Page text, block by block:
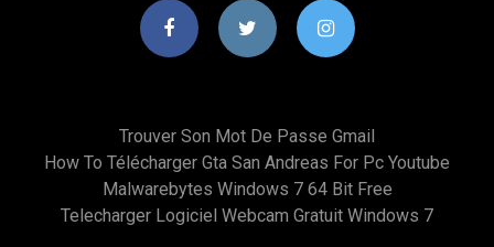
Trouver Son Mot De Passe Gmail
How To Télécharger Gta San Andreas For Pc Youtube
Malwarebytes Windows 7 64 Bit Free
Telecharger Logiciel Webcam Gratuit Windows 7